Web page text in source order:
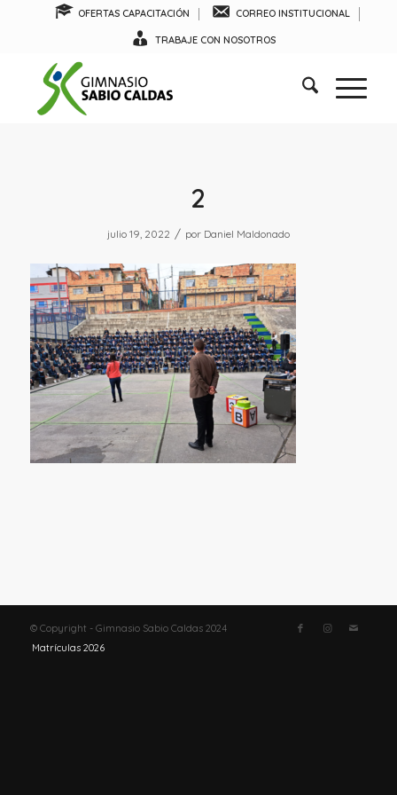
OFERTAS CAPACITACIÓN CORREO INSTITUCIONAL
TRABAJE CON NOSOTROS
2
julio 19, 2022 / por Daniel Maldonado
© Copyright - Gimnasio Sabio Caldas 2024
Matrículas 2026